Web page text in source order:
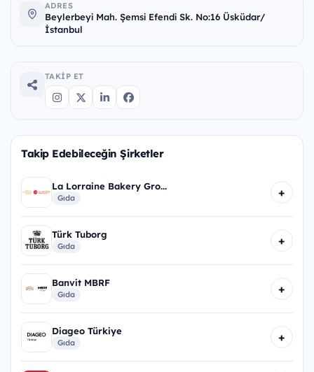
ADRES
Beylerbeyi Mah. Şemsi Efendi Sk. No:16 Üsküdar/
İstanbul
TAKIP ET
Takip Edebileceğin Şirketler
La Lorraine Bakery Gro...
Gıda +
Türk Tuborg
Gıda +
Banvit MBRF
Gıda +
Diageo Türkiye
Gıda +